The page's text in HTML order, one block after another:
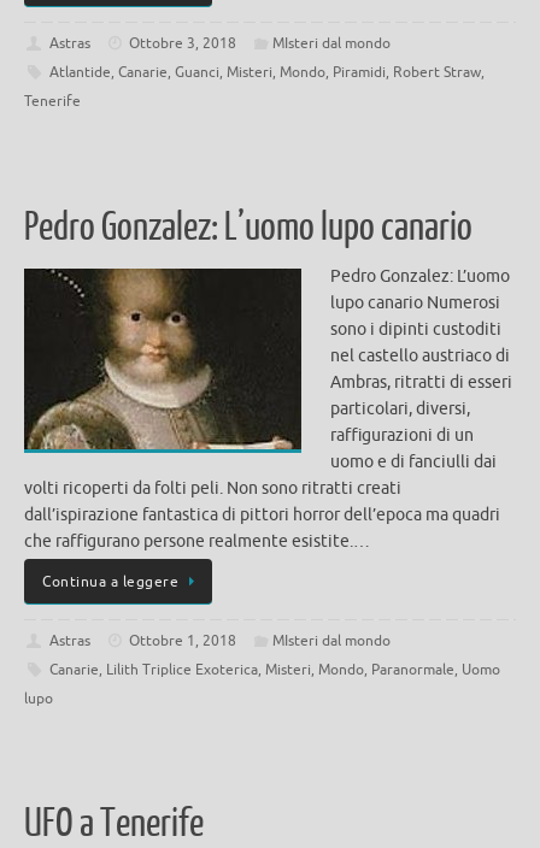
Astras Ottobre 3, 2018
MIsteri dal mondo
Atlantide, Canarie, Guanci, Misteri, Mondo, Piramidi, Robert Straw,
Tenerife
Pedro Gonzalez: L’uomo lupo canario
Pedro Gonzalez: L’uomo
lupo canario Numerosi
sono i dipinti custoditi
nel castello austriaco di
Ambras, ritratti di esseri
particolari, diversi,
raffigurazioni di un
uomo e di fanciulli dai
volti ricoperti da folti peli. Non sono ritratti creati
dall’ispirazione fantastica di pittori horror dell’epoca ma quadri
che raffigurano persone realmente esistite.…
Continua a leggere
Astras Ottobre 1, 2018
MIsteri dal mondo
Canarie, Lilith Triplice Exoterica, Misteri, Mondo, Paranormale, Uomo
lupo
UFO a Tenerife